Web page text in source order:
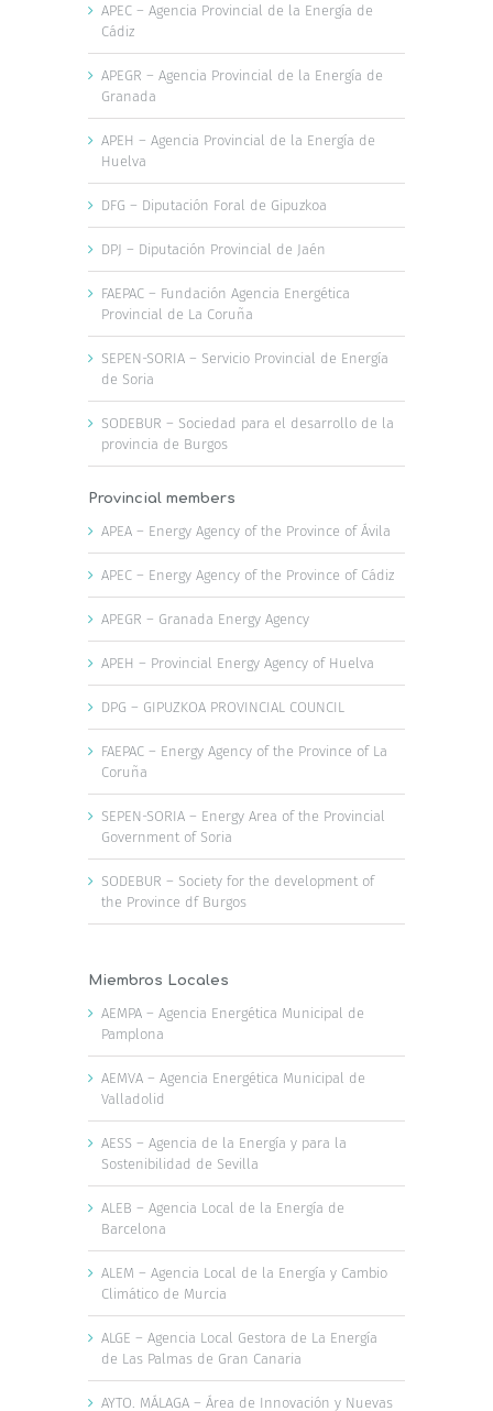
APEC – Agencia Provincial de la Energía de
Cádiz
APEGR – Agencia Provincial de la Energía de
Granada
APEH – Agencia Provincial de la Energía de
Huelva
DFG – Diputación Foral de Gipuzkoa
DPJ – Diputación Provincial de Jaén
FAEPAC – Fundación Agencia Energética
Provincial de La Coruña
SEPEN-SORIA – Servicio Provincial de Energía
de Soria
SODEBUR – Sociedad para el desarrollo de la
provincia de Burgos
Provincial members
APEA – Energy Agency of the Province of Ávila
APEC – Energy Agency of the Province of Cádiz
APEGR – Granada Energy Agency
APEH – Provincial Energy Agency of Huelva
DPG – GIPUZKOA PROVINCIAL COUNCIL
FAEPAC – Energy Agency of the Province of La
Coruña
SEPEN-SORIA – Energy Area of the Provincial
Government of Soria
SODEBUR – Society for the development of
the Province df Burgos
Miembros Locales
AEMPA – Agencia Energética Municipal de
Pamplona
AEMVA – Agencia Energética Municipal de
Valladolid
AESS – Agencia de la Energía y para la
Sostenibilidad de Sevilla
ALEB – Agencia Local de la Energía de
Barcelona
ALEM – Agencia Local de la Energía y Cambio
Climático de Murcia
ALGE – Agencia Local Gestora de La Energía
de Las Palmas de Gran Canaria
AYTO. MÁLAGA – Área de Innovación y Nuevas